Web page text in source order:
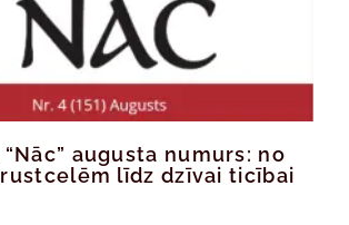
augusta numurs: no
līdz dzīvai ticībai